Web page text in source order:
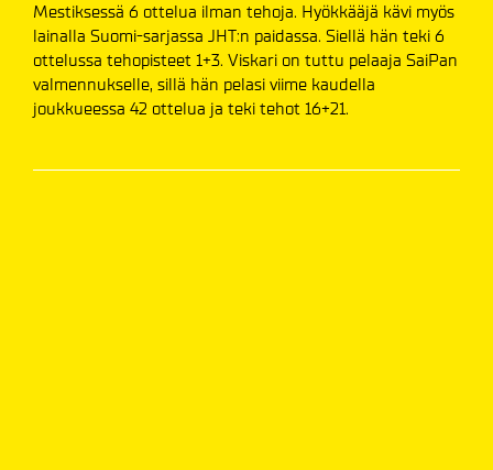
Mestiksessä 6 ottelua ilman tehoja. Hyökkääjä kävi myös
lainalla Suomi-sarjassa JHT:n paidassa. Siellä hän teki 6
ottelussa tehopisteet 1+3. Viskari on tuttu pelaaja SaiPan
valmennukselle, sillä hän pelasi viime kaudella
joukkueessa 42 ottelua ja teki tehot 16+21.